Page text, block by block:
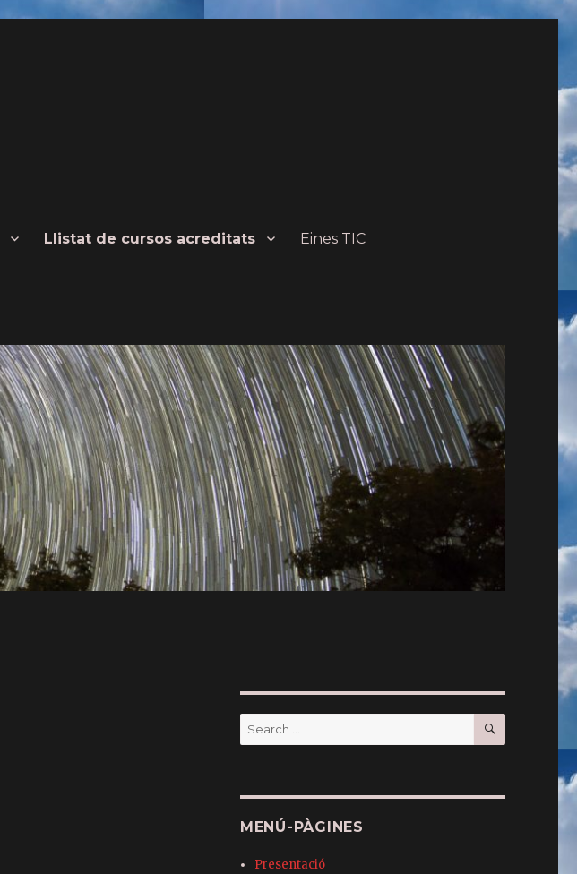
Llistat de cursos acreditats Eines TIC
Search
for:
SEARCH
MENÚ-PÀGINES
Presentació